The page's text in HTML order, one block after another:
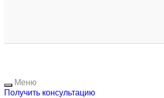
Меню
Получить консультацию